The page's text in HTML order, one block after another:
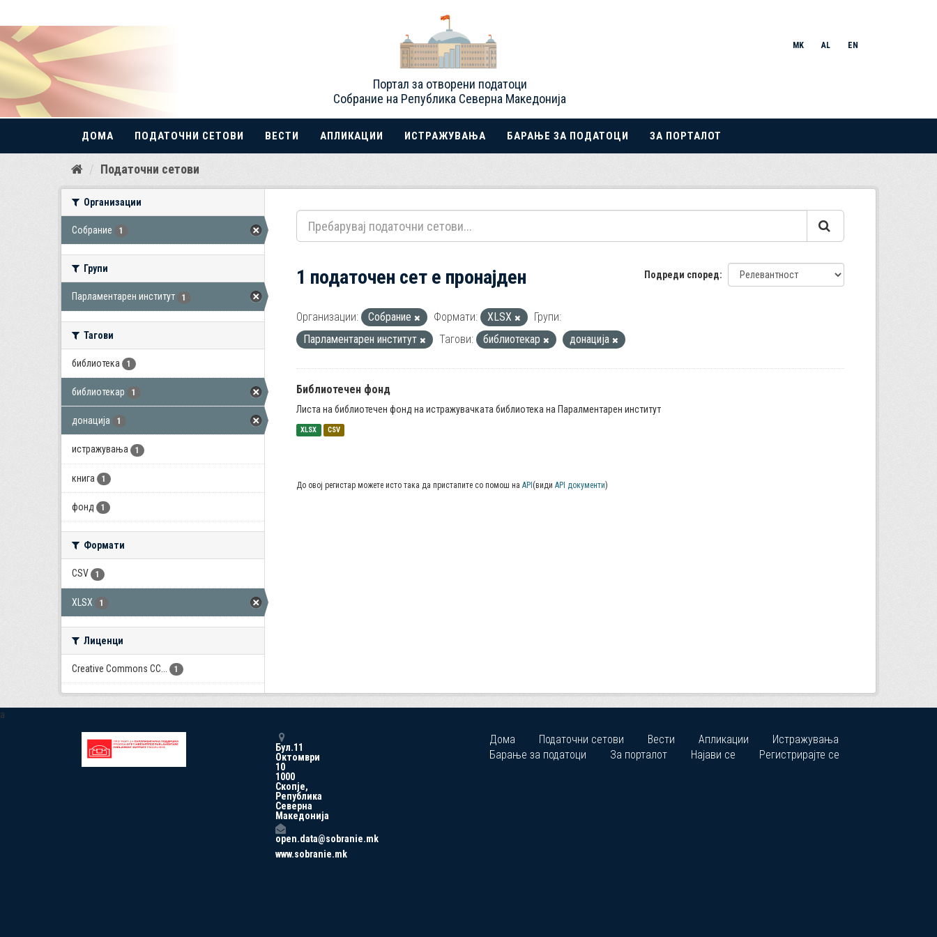
Прескокнете
Портал за отворени податоци
Собрание на Република Северна Македонија
MK AL EN
ДОМА ПОДАТОЧНИ СЕТОВИ ВЕСТИ АПЛИКАЦИИ ИСТРАЖУВАЊА БАРАЊЕ ЗА ПОДАТОЦИ ЗА ПОРТАЛОТ
Податочни сетови
Организации
Собрание 1
Групи
Парламентарен институт 1
Тагови
библиотека 1
библиотекар 1
донација 1
истражувања 1
книга 1
фонд 1
Формати
CSV 1
XLSX 1
Лиценци
Creative Commons CC... 1
Подреди според
1 податочен сет е пронајден
Организации: Собрание Формати: XLSX
Групи:
Парламентарен институт
Тагови: библиотекар донација
Библиотечен фонд
Листа на библиотечен фонд на истражувачката библиотека на Паралментарен институт
XLSX CSV
До овој регистар можете исто така да пристапите со помош на API (види API документи)
a
Бул.11
Октомври
10
1000
Скопје,
Република
Северна
Македонија
open.data@sobranie.mk
www.sobranie.mk
Дома Податочни сетови Вести Апликации
Истражувања
Барање за податоци
За порталот Најави се Регистрирајте се